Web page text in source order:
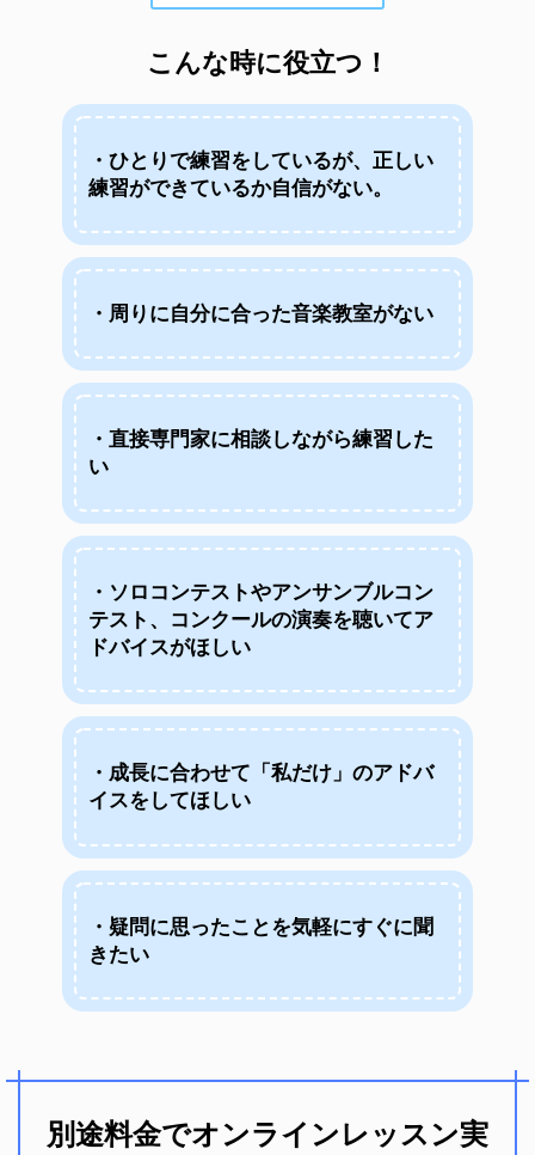
こんな時に役立つ！
・ひとりで練習をしているが、正しい
練習ができているか自信がない。
・周りに自分に合った音楽教室がない
・直接専門家に相談しながら練習した
い
・ソロコンテストやアンサンブルコン
テスト、コンクールの演奏を聴いてア
ドバイスがほしい
・成長に合わせて「私だけ」のアドバ
イスをしてほしい
・疑問に思ったことを気軽にすぐに聞
きたい
別途料金でオンラインレッスン実